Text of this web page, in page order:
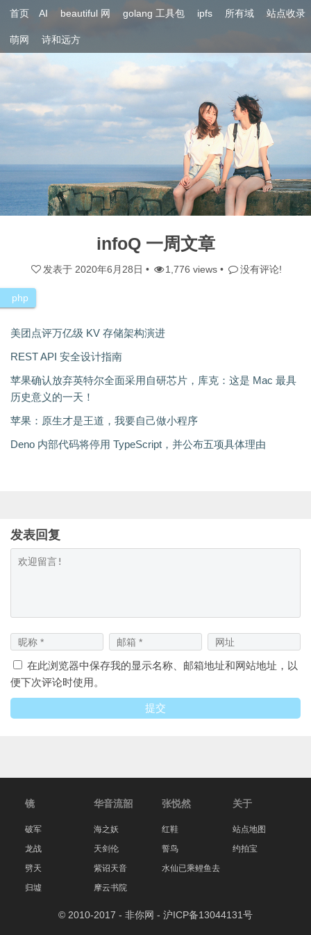
首页 AI beautiful 网 golang 工具包 ipfs 所有域 站点收录
萌网 诗和远方
infoQ 一周文章
发表于 2020年6月28日 • 1,776 views • 没有评论!
php
美团点评万亿级 KV 存储架构演进
REST API 安全设计指南
苹果确认放弃英特尔全面采用自研芯片，库克：这是 Mac 最具
历史意义的一天！
苹果：原生才是王道，我要自己做小程序
Deno 内部代码将停用 TypeScript，并公布五项具体理由
发表回复
在此浏览器中保存我的显示名称、邮箱地址和网站地址，以
便下次评论时使用。
镜
破军
龙战
劈天
归墟
华音流韶
海之妖
天剑伦
紫诏天音
摩云书院
张悦然
红鞋
誓鸟
水仙已乘鲤鱼去
关于
站点地图
约拍宝
© 2010-2017 - 非你网 - 沪ICP备13044131号